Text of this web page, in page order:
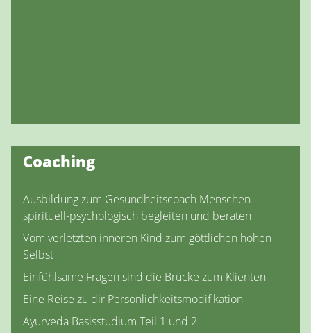
Coaching
Ausbildung zum Gesundheitscoach Menschen
spirituell-psychologisch begleiten und beraten
Vom verletzten inneren Kind zum göttlichen hohen
Selbst
Einfühlsame Fragen sind die Brücke zum Klienten
Eine Reise zu dir Persönlichkeitsmodifikation
Ayurveda Basisstudium Teil 1 und 2